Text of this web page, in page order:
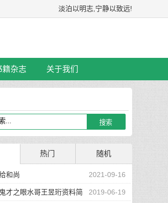
淡泊以明志,宁静以致远!
籍杂志 关于我们
热门 随机
2021-09-16
和尚
2019-06-19
才之眼水哥王昱珩资料简